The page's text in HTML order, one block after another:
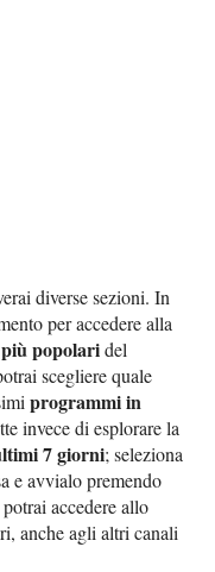
diverse sezioni. In
per accedere alla
popolaridel
scegliere quale
programmi in
invece di esplorare la
7 giorni; seleziona
e avvialo premendo
accedere allo
anche agli altri canali